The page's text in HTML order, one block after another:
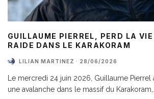
GUILLAUME PIERREL, PERD LA
RAIDE DANS LE KARAKORAM
LILIAN MARTINEZ · 28/06/2026
Le mercredi 24 juin 2026, Guillaume
une avalanche dans le massif du Karakoram,